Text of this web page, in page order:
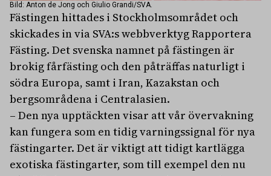
Bild: Anton de Jong och Giulio Grandi/SVA.
Fästingen hittades i Stockholmsområdet och
skickades in via SVA:s webbverktyg Rapportera
Fästing. Det svenska namnet på fästingen är
brokig fårfästing och den påträffas naturligt i
södra Europa, samt i Iran, Kazakstan och
bergsområdena i Centralasien.
– Den nya upptäckten visar att vår övervakning
kan fungera som en tidig varningssignal för nya
fästingarter. Det är viktigt att tidigt kartlägga
exotiska fästingarter, som till exempel den nu